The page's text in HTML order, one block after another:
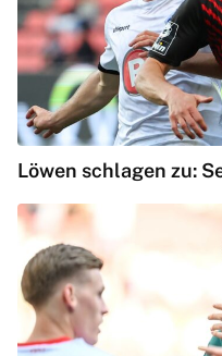
Löwen schlagen zu: